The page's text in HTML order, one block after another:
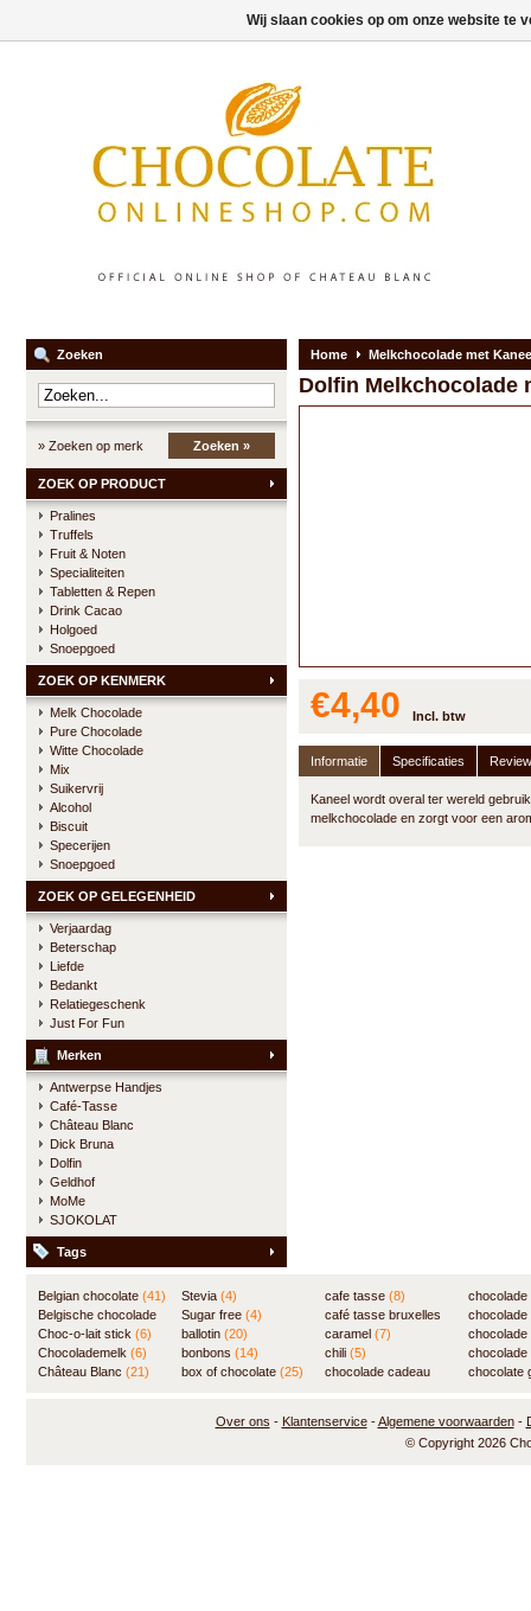
Zoeken
» Zoeken op merk Zoeken »
ZOEK OP PRODUCT
Pralines
Truffels
Fruit & Noten
Specialiteiten
Tabletten & Repen
Drink Cacao
Holgoed
Snoepgoed
ZOEK OP KENMERK
Melk Chocolade
Pure Chocolade
Witte Chocolade
Mix
Suikervrij
Alcohol
Biscuit
Specerijen
Snoepgoed
ZOEK OP GELEGENHEID
Verjaardag
Beterschap
Liefde
Bedankt
Relatiegeschenk
Just For Fun
Merken
Antwerpse Handjes
Café-Tasse
Château Blanc
Dick Bruna
Dolfin
Geldhof
MoMe
SJOKOLAT
Tags
Home Melkchocolade met
Dolfin Melkchocolade
€4,40 Incl. btw
Informatie Specificaties
Kaneel wordt overal ter wereld
melkchocolade en zorgt voor een
Belgian chocolate (41)
Belgische chocolade
(84)
Choc-o-lait stick (6)
Chocolademelk (6)
Château Blanc (21)
Stevia (4)
Sugar free (4)
ballotin (20)
bonbons (14)
box of chocolate (25)
cafe tasse (8)
café tasse bruxelles
(8)
caramel (7)
chili (5)
chocolade cadeau
(7)
chocolate
Over ons - Klantenservice-Algemene voorwaarden-
© Copyright 2026
Wij slaan cookies op om onze website te